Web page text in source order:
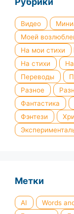
Видео
Моей
На мои стихи
На стихи
Переводы
Разное
Фантастика
Фэнтези
Метки
AI Words